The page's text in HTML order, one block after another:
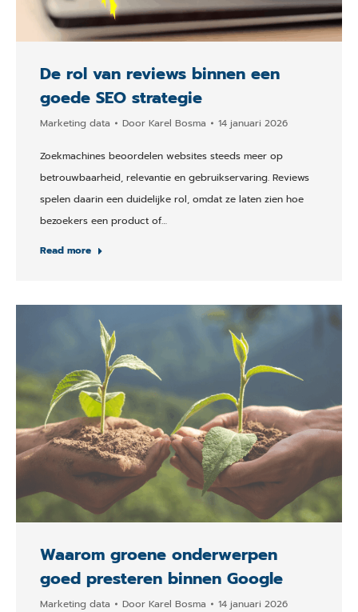
De rol van reviews binnen een
goede SEO strategie
Marketing data Door Karel Bosma 14 januari 2026
Zoekmachines beoordelen websites steeds meer op
betrouwbaarheid, relevantie en gebruikservaring. Reviews
spelen daarin een duidelijke rol, omdat ze laten zien hoe
bezoekers een product of…
Read more
Waarom groene onderwerpen
goed presteren binnen Google
Marketing data Door Karel Bosma 14 januari 2026